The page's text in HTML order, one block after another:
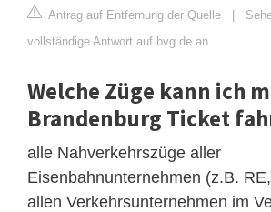
Antrag auf Entfernung der Quelle |
vollständige Antwort auf bvg.de an
Welche Züge kann ich
Brandenburg Ticket
alle Nahverkehrszüge aller
Eisenbahnunternehmen (z.B.
allen Verkehrsunternehmen im